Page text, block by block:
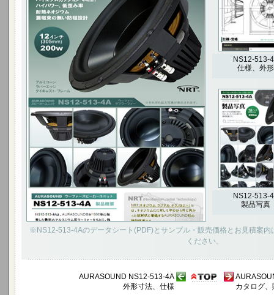
ハイパワー 低歪み率 耐熱ネオジウム 漏磁束の無い
防磁設計
12インチ(305mm) 200W
NS12-513-
仕様、外形
NS12-513-
製品写真
※NS12-513-4Aのデータシート(PDF)とサンプル・販売価格とお見積案内
ください。
AURASOUND NS12-513-4A
外形寸法、仕様
カタログ、